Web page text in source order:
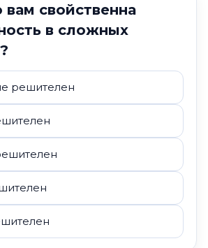
вам свойственна
в сложных
решителен